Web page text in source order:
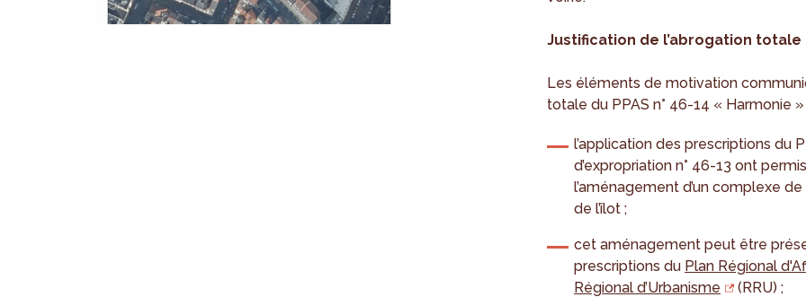
Justification de l’abrogation totale
Les éléments de motivation
totale du PPAS n° 46-14 « Harmonie
l’application des prescriptions du
d’expropriation n° 46-13 ont
l’aménagement d’un complexe
de l’îlot ;
cet aménagement peut être
prescriptions du Plan Régional
Régional d’Urbanisme
(RRU) ;